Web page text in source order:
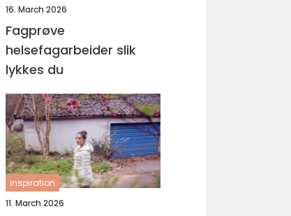
16. March 2026
Fagprøve
helsefagarbeider slik
lykkes du
inspiration
11. March 2026